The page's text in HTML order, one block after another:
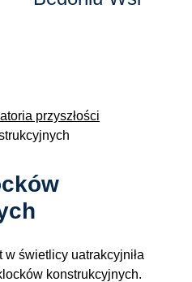
przyszłości
świetlicy uatrakcyjniła
konstrukcyjnych.